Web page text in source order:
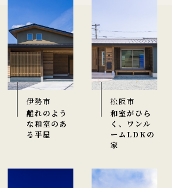
伊勢市
離れのよう
な和室のあ
る平屋
松阪市
和室がひら
く、ワンル
ームLDKの
家